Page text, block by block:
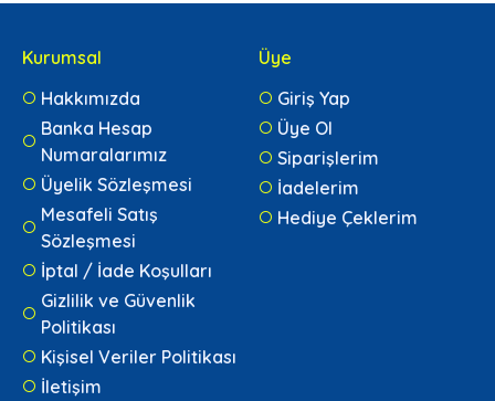
Kurumsal
Hakkımızda
Banka Hesap
Numaralarımız
Üyelik Sözleşmesi
Mesafeli Satış
Sözleşmesi
İptal / İade Koşulları
Gizlilik ve Güvenlik
Politikası
Kişisel Veriler Politikası
İletişim
Üye
Giriş Yap
Üye Ol
Siparişlerim
İadelerim
Hediye Çeklerim